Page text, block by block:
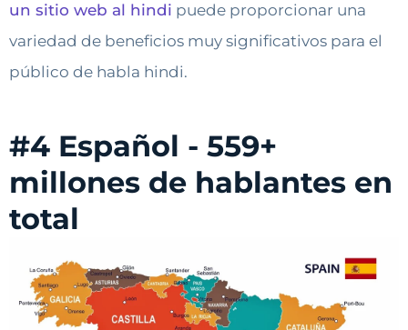
un sitio web al hindi puede proporcionar una
variedad de beneficios muy significativos para el
público de habla hindi.
#4 Español - 559+
millones de hablantes en
total